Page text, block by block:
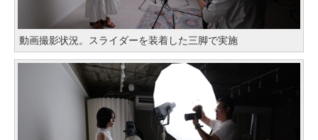
動画撮影状況。スライダーを装着した三脚で実施